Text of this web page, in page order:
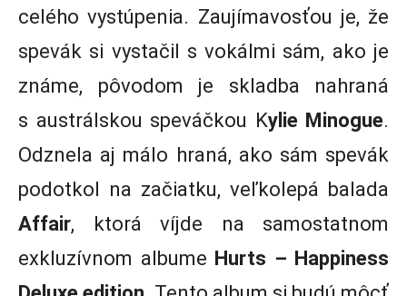
celého vystúpenia. Zaujímavosťou je, že
spevák si vystačil s vokálmi sám, ako je
známe, pôvodom je skladba nahraná
s austrálskou speváčkou Kylie Minogue.
Odznela aj málo hraná, ako sám spevák
podotkol na začiatku, veľkolepá balada
Affair, ktorá víjde na samostatnom
exkluzívnom albume Hurts – Happiness